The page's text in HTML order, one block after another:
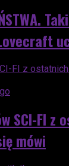
SCI-FI z
mówi